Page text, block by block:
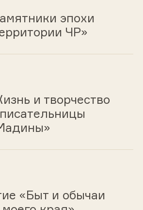
эпохи
ЧР»
и творчество
«Быт и обычаи